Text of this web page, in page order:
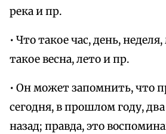
река и пр.
• Что такое час, день,
такое весна, лето и пр.
• Он может запомнить, что
сегодня, в прошлом году,
назад; правда, это